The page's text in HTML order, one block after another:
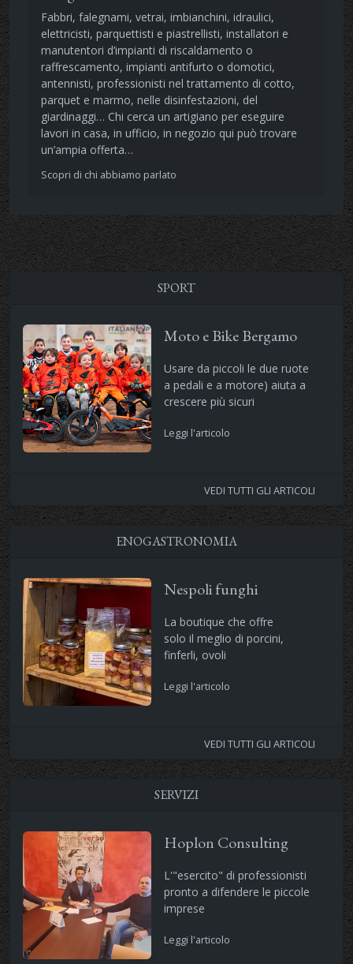
Fabbri, falegnami, vetrai, imbianchini, idraulici,
elettricisti, parquettisti e piastrellisti, installatori e
manutentori d’impianti di riscaldamento o
raffrescamento, impianti antifurto o domotici,
antennisti, professionisti nel trattamento di cotto,
parquet e marmo, nelle disinfestazioni, del
giardinaggi… Chi cerca un artigiano per eseguire
lavori in casa, in ufficio, in negozio qui può trovare
un’ampia offerta…
Scopri di chi abbiamo parlato
SPORT
Moto e Bike Bergamo
Usare da piccoli le due ruote
a pedali e a motore) aiuta a
crescere più sicuri
Leggi l'articolo
VEDI TUTTI GLI ARTICOLI
ENOGASTRONOMIA
Nespoli funghi
La boutique che offre
solo il meglio di porcini,
finferli, ovoli
Leggi l'articolo
VEDI TUTTI GLI ARTICOLI
SERVIZI
Hoplon Consulting
L'"esercito" di professionisti
pronto a difendere le piccole
imprese
Leggi l'articolo